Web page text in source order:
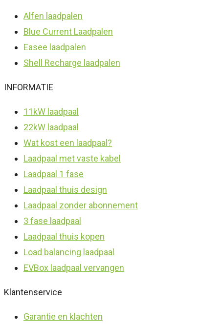
Alfen laadpalen
Blue Current Laadpalen
Easee laadpalen
Shell Recharge laadpalen
INFORMATIE
11kW laadpaal
22kW laadpaal
Wat kost een laadpaal?
Laadpaal met vaste kabel
Laadpaal 1 fase
Laadpaal thuis design
Laadpaal zonder abonnement
3 fase laadpaal
Laadpaal thuis kopen
Load balancing laadpaal
EVBox laadpaal vervangen
Klantenservice
Garantie en klachten